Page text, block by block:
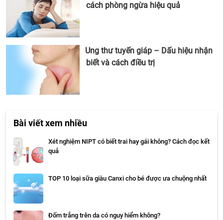
cách phòng ngừa hiệu quả
Ung thư tuyến giáp – Dấu hiệu nhận
biết và cách điều trị
Bài viết xem nhiều
Xét nghiệm NIPT có biết trai hay gái không? Cách đọc kết
quả
TOP 10 loại sữa giàu Canxi cho bé được ưa chuộng nhất
Đốm trắng trên da có nguy hiểm không?